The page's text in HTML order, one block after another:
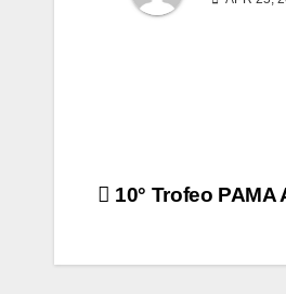
10° Trofeo PAMA